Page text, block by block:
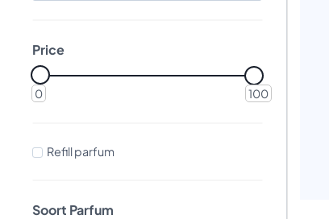
Price
0 100
Refill parfum
Soort Parfum